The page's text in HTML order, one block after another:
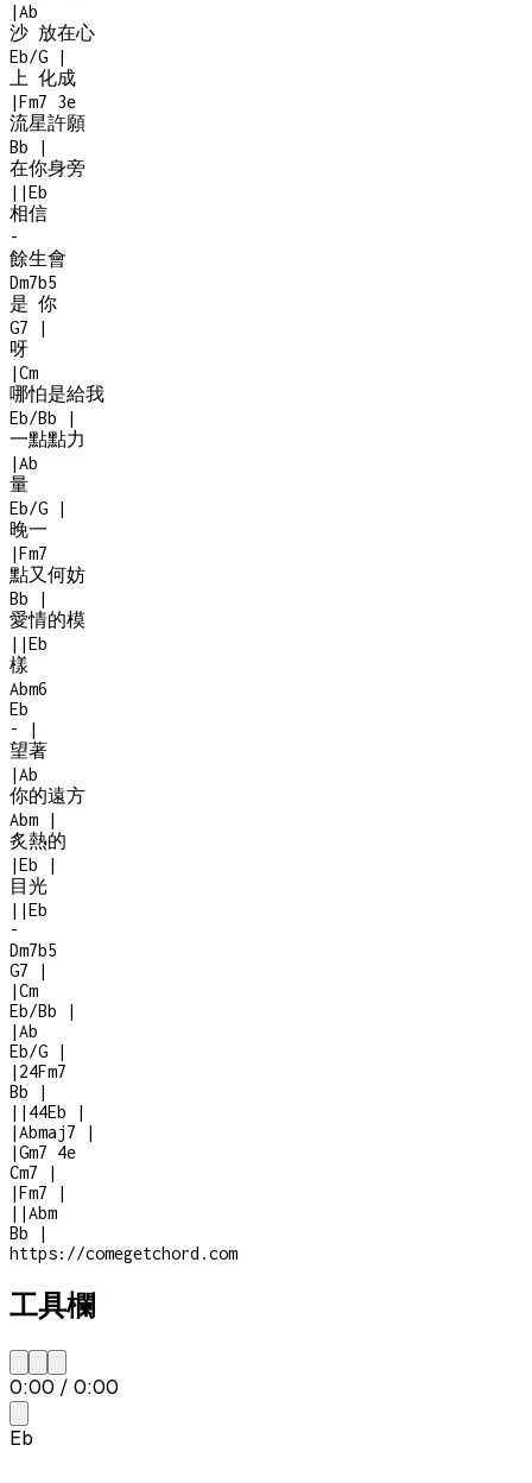
|Ab
沙 放在心
Eb/G
|
上 化成
|Fm7 3e
流星許願
Bb
|
在你身旁
| |Eb
相信
-
餘生會
Dm7b5
是 你
G7
|
呀
|Cm
哪怕是給我
Eb/Bb
|
一點點力
|Ab
量
Eb/G
|
晚一
|Fm7
點又何妨
Bb
|
愛情的模
| |Eb
樣
Abm6
Eb
-
|
望著
|Ab
你的遠方
Abm
|
炙熱的
|Eb
|
目光
| |Eb
-
Dm7b5
G7
|
|Cm
Eb/Bb
|
|Ab
Eb/G
|
| 24Fm7
Bb
|
| | 44Eb
|
|Abmaj7
|
|Gm7 4e
Cm7
|
|Fm7
|
| |Abm
Bb
|
https://comegetchord.com
工具欄
0:00 / 0:00
Eb